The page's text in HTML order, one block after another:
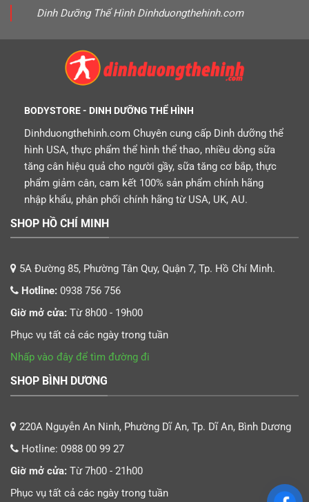
Dinh Dưỡng Thể Hình Dinhduongthehinh.com
BODYSTORE - DINH DƯỠNG THỂ HÌNH
Dinhduongthehinh.com Chuyên cung cấp Dinh dưỡng thể
hình USA, thực phẩm thể hình thể thao, nhiều dòng sữa
tăng cân hiệu quả cho người gầy, sữa tăng cơ bắp, thực
phẩm giảm cân, cam kết 100% sản phẩm chính hãng
nhập khẩu, phân phối chính hãng từ USA, UK, AU.
SHOP HỒ CHÍ MINH
5A Đường 85, Phường Tân Quy, Quận 7, Tp. Hồ Chí Minh.
Hotline: 0938 756 756
Giờ mở cửa: Từ 8h00 - 19h00
Phục vụ tất cả các ngày trong tuần
Nhấp vào đây để tìm đường đi
SHOP BÌNH DƯƠNG
220A Nguyễn An Ninh, Phường Dĩ An, Tp. Dĩ An, Bình Dương
Hotline: 0988 00 99 27
Giờ mở cửa: Từ 7h00 - 21h00
Phục vụ tất cả các ngày trong tuần